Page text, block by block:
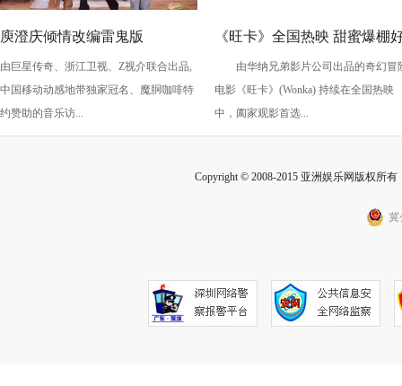
庾澄庆倾情改编雷鬼版
《痒》，今晚《乐来乐快乐》
黄龄硬控你五秒
由巨星传奇、浙江卫视、Z视介联合出品,
中国移动动感地带独家冠名、魔胴咖啡特
约赞助的音乐访...
《旺卡》全国热映 甜蜜爆棚
评不断 喜剧大咖齐助阵欢乐
满！
由华纳兄弟影片公司出品的奇幻冒
电影《旺卡》(Wonka) 持续在全国热映
中，阖家观影首选...
Copyright © 2008-2015 亚洲娱乐网版权所
冀